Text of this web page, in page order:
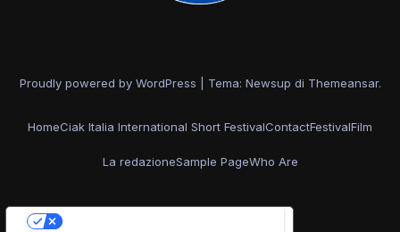
Proudly powered by WordPress Tema: Newsup di Themeansar.
HomeCiak Italia International Short FestivalContactFestivalFilm
La redazioneSample PageWho Are